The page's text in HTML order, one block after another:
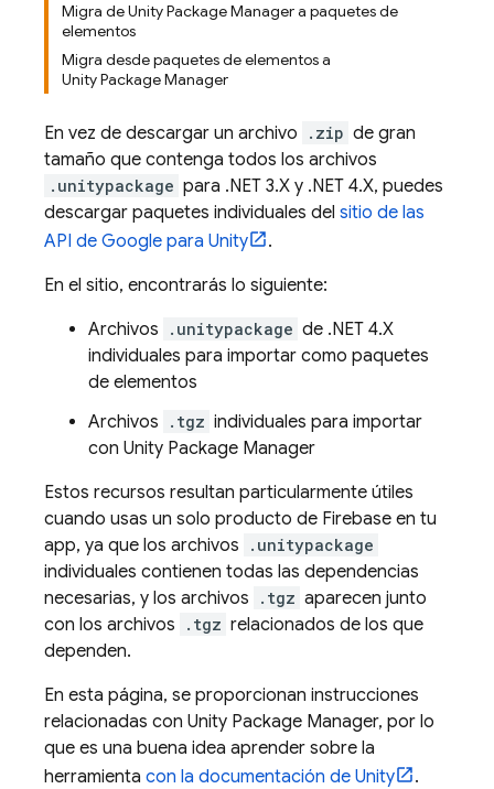
Migra de Unity Package Manager a paquetes de
elementos
Migra desde paquetes de elementos a
Unity Package Manager
En vez de descargar un archivo .zip de gran
tamaño que contenga todos los archivos
.unitypackage para .NET 3.X y .NET 4.X, puedes
descargar paquetes individuales del sitio de las
API de Google para Unity
.
En el sitio, encontrarás lo siguiente:
Archivos
.unitypackage de .NET 4.X
individuales para importar como paquetes
de elementos
Archivos
.tgz individuales para importar
con Unity Package Manager
Estos recursos resultan particularmente útiles
cuando usas un solo producto de Firebase en tu
app, ya que los archivos
.unitypackage
individuales contienen todas las dependencias
necesarias, y los archivos
.tgz aparecen junto
con los archivos
.tgz relacionados de los que
dependen.
En esta página, se proporcionan instrucciones
relacionadas con Unity Package Manager, por lo
que es una buena idea aprender sobre la
herramienta con la documentación de Unity .